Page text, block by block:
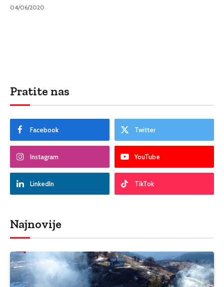
04/06/2020
Pratite nas
Facebook Twitter
Instagram YouTube
LinkedIn TikTok
Najnovije